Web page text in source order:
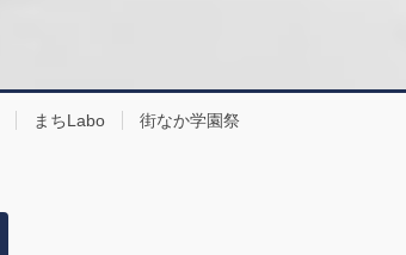
まちLabo
街なか学園祭